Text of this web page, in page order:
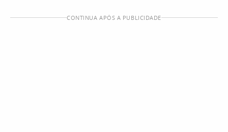
CONTINUA APÓS A PUBLICIDADE